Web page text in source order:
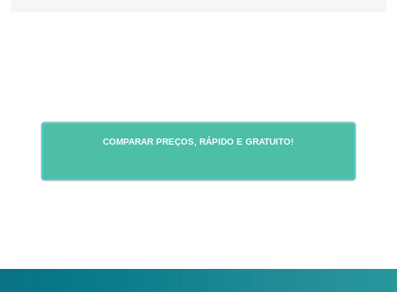
COMPARAR PREÇOS, RÁPIDO E GRATUITO!